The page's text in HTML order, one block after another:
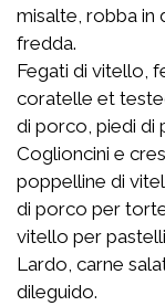
misalte, robba in
fredda.
Fegati di vitello,
coratelle et
di porco, piedi di
Coglioncini e
poppelline di
di porco per
vitello per
Lardo, carne
dileguido.